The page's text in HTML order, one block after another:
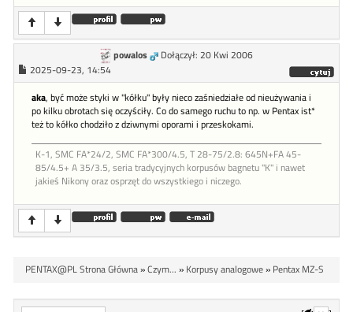
powalos
Dołączył: 20 Kwi 2006
2025-09-23, 14:54
aka, być może styki w "kółku" były nieco zaśniedziałe od nieużywania i
po kilku obrotach się oczyściły. Co do samego ruchu to np. w Pentax ist*
też to kółko chodziło z dziwnymi oporami i przeskokami.
K-1, SMC FA*24/2, SMC FA*300/4.5, T 28-75/2.8: 645N+FA 45-
85/4.5+ A 35/3.5, seria tradycyjnych korpusów bagnetu "K" i nawet
jakieś Nikony oraz osprzęt do wszystkiego i niczego.
PENTAX@PL Strona Główna»Czym... » Korpusy analogowe» Pentax MZ-S